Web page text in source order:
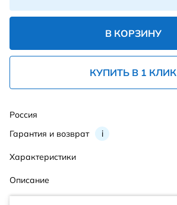
В КОРЗИНУ
КУПИТЬ В 1 КЛИК
Гарантия и возврат i
Россия
Характеристики
Описание